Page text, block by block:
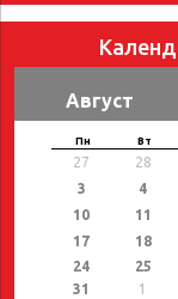
Август
Пн Вт
27 28
3
4
10
11
17
18
24
25
31
1